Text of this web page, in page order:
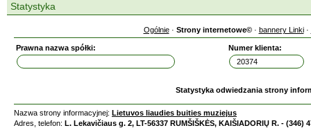
Statystyka
Ogólnie· Strony internetowe©· bannery Linki·
Prawna nazwa spółki: Numer klienta:
Statystyka odwiedzania strony
Nazwa strony informacyjnej: Lietuvos liaudies buities muziejus
Adres, telefon: L. Lekavičiaus g. 2, LT-56337 RUMŠIŠKĖS, KAIŠIADORIŲ R. - (346)